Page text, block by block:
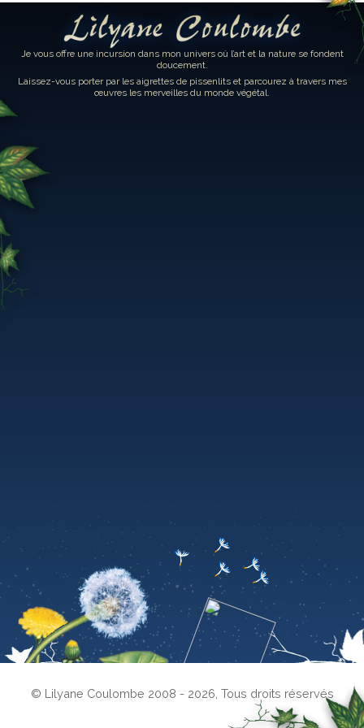
Lilyane Coulombe
Je vous offre une incursion dans mon univers où l’art et la nature se fondent
doucement.
Laissez-vous porter par les aigrettes de pissenlits et parcourez à travers mes
œuvres les merveilles du monde végétal.
© Lilyane Coulombe 2008 - 2026 Tous droits réservés